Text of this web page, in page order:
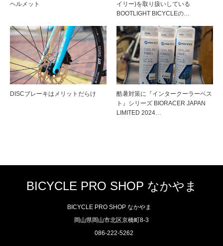
ヘルメット
イリー)を取り扱いしている
BOOTLIGHT BICYCLEの…
DISCブレーキはメリットだらけ
酷暑対策に『インタークーラーベス
ト』シリーズ BIORACER JAPAN
LIMITED 2024…
BICYCLE PRO SHOP なかやま
BICYCLE PRO SHOP なかやま
岡山県岡山市北区京橋町8-3
086-222-5262